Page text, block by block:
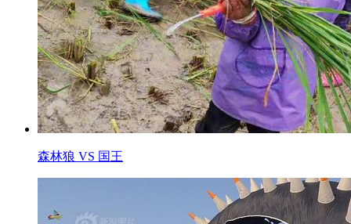
森林狼 VS 国王